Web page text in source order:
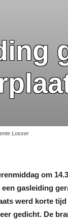
Losser
om
een gasleiding
werd korte
gedicht. De